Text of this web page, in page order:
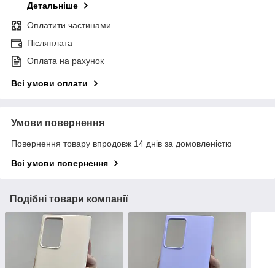
Детальніше
Оплатити частинами
Післяплата
Оплата на рахунок
Всі умови оплати
Умови повернення
Повернення товару впродовж 14 днів за домовленістю
Всі умови повернення
Подібні товари компанії